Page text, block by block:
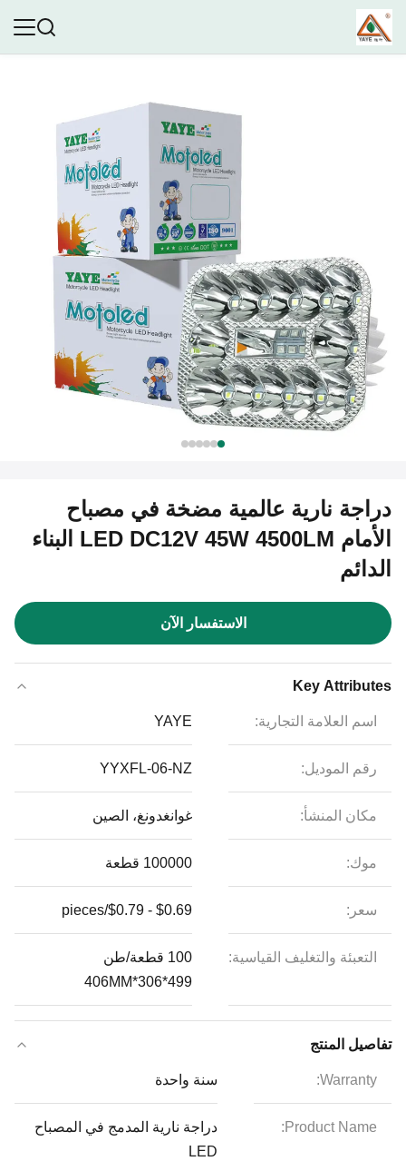
دراجة نارية عالمية مضخة في مصباح
الأمام LED DC12V 45W 4500LM البناء
الدائم
الاستفسار الآن
Key Attributes
اسم العلامة التجارية: YAYE
رقم الموديل: YYXFL-06-NZ
مكان المنشأ: غوانغدونغ، الصين
موك: 100000 قطعة
سعر: $0.69 - $0.79/pieces
التعبئة والتغليف القياسية:
100 قطعة/طن
499*306*406MM
تفاصيل المنتج
Warranty: سنة واحدة
Product Name:
دراجة نارية المدمج في المصباح
LED